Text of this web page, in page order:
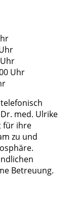
Uhr
med. Ulrike
für ihre
zu und
Betreuung.